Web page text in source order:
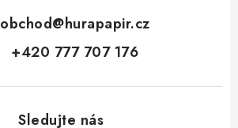
obchod@hurapapir.cz
+420 777 707 176